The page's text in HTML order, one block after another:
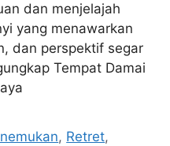
dan menjelajah
yang menawarkan
dan perspektif segar
Tempat Damai
, Retret,